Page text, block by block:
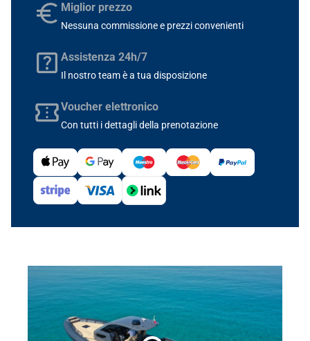
Miglior prezzo
Nessuna commissione e prezzi convenienti
Assistenza 24h/7
Il nostro team è a tua disposizione
Voucher elettronico
Con tutti i dettagli della prenotazione